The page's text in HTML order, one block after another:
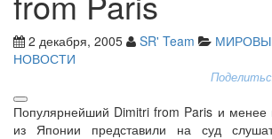
2 декабря, 2005 SR' Team
НОВОСТИ
Популярнейший Dimitri from Paris и менее
из Японии представили на суд